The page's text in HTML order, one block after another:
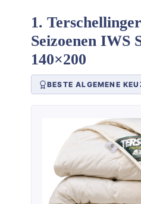
1.
Seizoenen IWS
140×200
BESTE ALGEMENE